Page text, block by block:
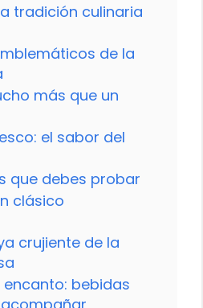
tradición culinaria
de la
más que un
el sabor del
que debes probar
clásico
crujiente de la
bebidas